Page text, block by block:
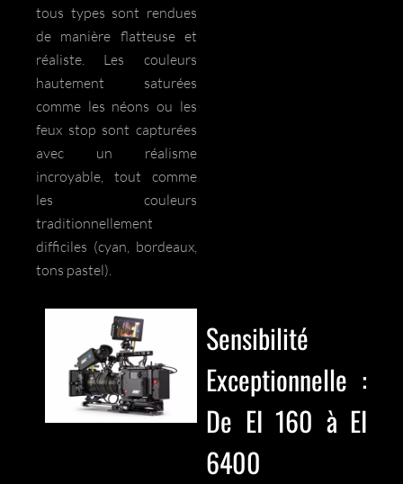
tous types sont rendues
de manière flatteuse et
réaliste. Les couleurs
hautement saturées
comme les néons ou les
feux stop sont capturées
avec un réalisme
incroyable, tout comme
les couleurs
traditionnellement
difficiles (cyan, bordeaux,
tons pastel).
Sensibilité
Exceptionnelle :
De EI 160 à EI
6400